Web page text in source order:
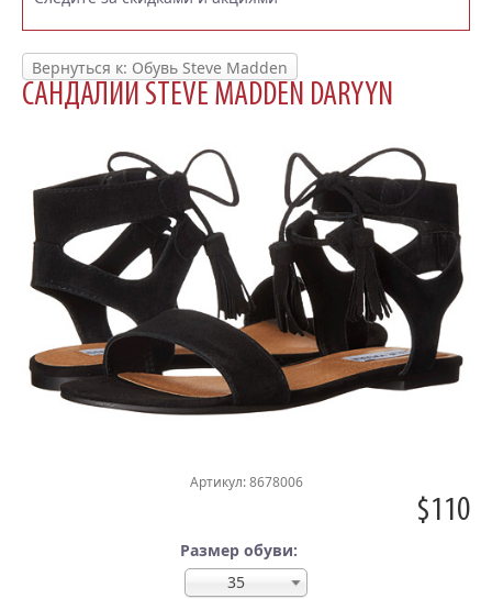
Вернуться к: Обувь Steve Madden
САНДАЛИИ STEVE MADDEN DARYYN
Артикул: 8678006
$110
Размер обуви:
35